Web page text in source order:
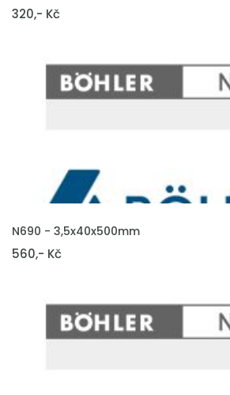
320,- Kč
VLOŽIT DO KOŠÍKU
N690 - 3,5x40x500mm
560,- Kč